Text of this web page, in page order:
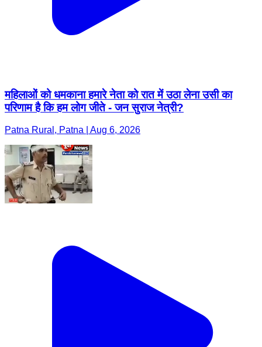
महिलाओं को धमकाना हमारे नेता को रात में उठा लेना उसी का
परिणाम है कि हम लोग जीते - जन सुराज नेत्री?
Patna Rural, Patna | Aug 6, 2026